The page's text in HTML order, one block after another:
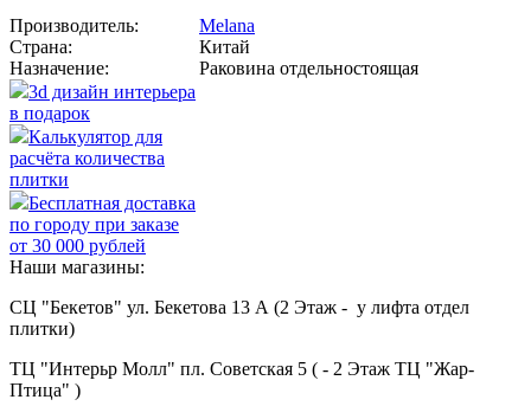
Производитель:
Melana
Страна:
Китай
Назначение:
Раковина отдельностоящая
3d дизайн интерьера
в подарок
Калькулятор для
расчёта количества
плитки
Бесплатная доставка
по городу при заказе
от 30 000 рублей
Наши магазины:
СЦ "Бекетов" ул. Бекетова 13 А (2 Этаж - у лифта отдел
плитки)
ТЦ "Интерьр Молл" пл. Советская 5 ( - 2 Этаж ТЦ "Жар-
Птица" )